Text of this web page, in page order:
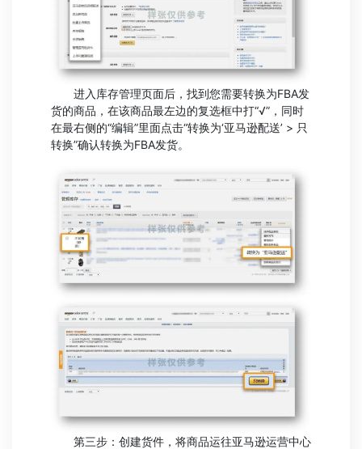
进入库存管理页面后，找到您需要转换为FBA发
货的商品，在该商品最左边的复选框中打“√”，同时
在最右侧的“编辑”里面点击“转换为‘亚马逊配送’ > 只
转换”确认转换为FBA发货。
第三步：创建货件，将商品运往亚马逊运营中心